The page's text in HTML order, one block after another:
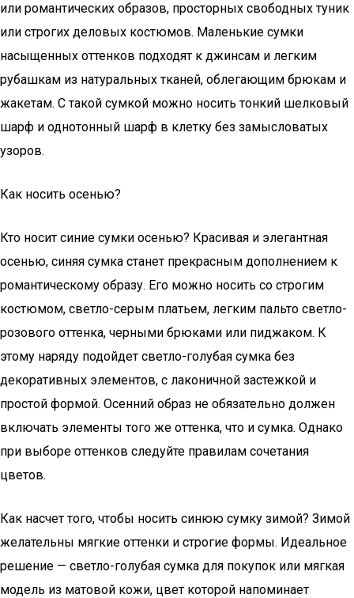
или романтических образов, просторных свободных туник
или строгих деловых костюмов. Маленькие сумки
насыщенных оттенков подходят к джинсам и легким
рубашкам из натуральных тканей, облегающим брюкам и
жакетам. С такой сумкой можно носить тонкий шелковый
шарф и однотонный шарф в клетку без замысловатых
узоров.
Как носить осенью?
Кто носит синие сумки осенью? Красивая и элегантная
осенью, синяя сумка станет прекрасным дополнением к
романтическому образу. Его можно носить со строгим
костюмом, светло-серым платьем, легким пальто светло-
розового оттенка, черными брюками или пиджаком. К
этому наряду подойдет светло-голубая сумка без
декоративных элементов, с лаконичной застежкой и
простой формой. Осенний образ не обязательно должен
включать элементы того же оттенка, что и сумка. Однако
при выборе оттенков следуйте правилам сочетания
цветов.
Как насчет того, чтобы носить синюю сумку зимой? Зимой
желательны мягкие оттенки и строгие формы. Идеальное
решение — светло-голубая сумка для покупок или мягкая
модель из матовой кожи, цвет которой напоминает